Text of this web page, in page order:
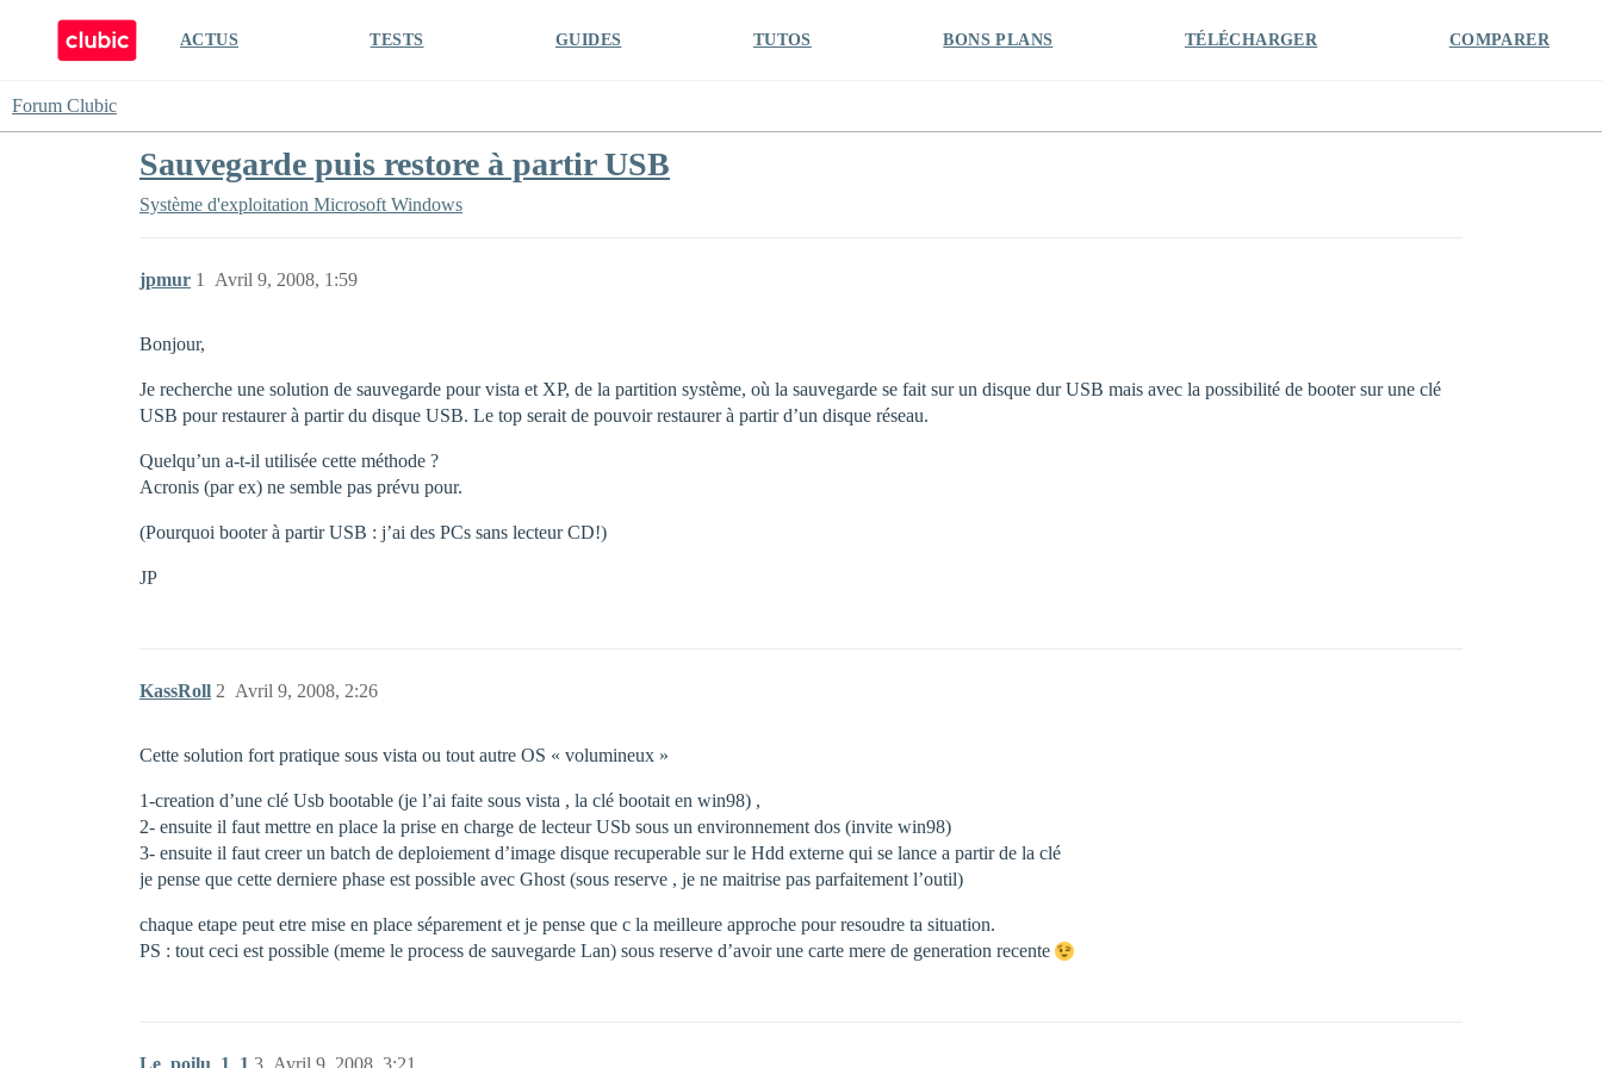
ACTUS TESTS GUIDES TUTOS BONS PLANS TÉLÉCHARGER COMPARER
Forum Clubic
Sauvegarde puis restore à partir USB
Système d'exploitation Microsoft Windows
jpmur Avril 9, 2008, 1:59
1
Bonjour,
Je recherche une solution de sauvegarde pour vista et XP, de la partition système, où la sauvegarde se fait sur un disque dur USB mais avec la possibilité de booter sur une clé
USB pour restaurer à partir du disque USB. Le top serait de pouvoir restaurer à partir d’un disque réseau.
Quelqu’un a-t-il utilisée cette méthode ?
Acronis (par ex) ne semble pas prévu pour.
(Pourquoi booter à partir USB : j’ai des PCs sans lecteur CD!)
JP
KassRoll Avril 9, 2008, 2:26
2
Cette solution fort pratique sous vista ou tout autre OS « volumineux »
1-creation d’une clé Usb bootable (je l’ai faite sous vista , la clé bootait en win98) ,
2- ensuite il faut mettre en place la prise en charge de lecteur USb sous un environnement dos (invite win98)
3- ensuite il faut creer un batch de deploiement d’image disque recuperable sur le Hdd externe qui se lance a partir de la clé
je pense que cette derniere phase est possible avec Ghost (sous reserve , je ne maitrise pas parfaitement l’outil)
chaque etape peut etre mise en place séparement et je pense que c la meilleure approche pour resoudre ta situation.
PS : tout ceci est possible (meme le process de sauvegarde Lan) sous reserve d’avoir une carte mere de generation recente
Le_poilu_1_1 Avril 9, 2008, 3:21
3